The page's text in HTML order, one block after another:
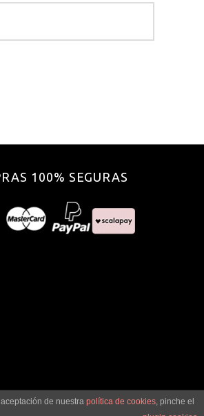
100% SEGURAS
de nuestra política de cookies, pinche el